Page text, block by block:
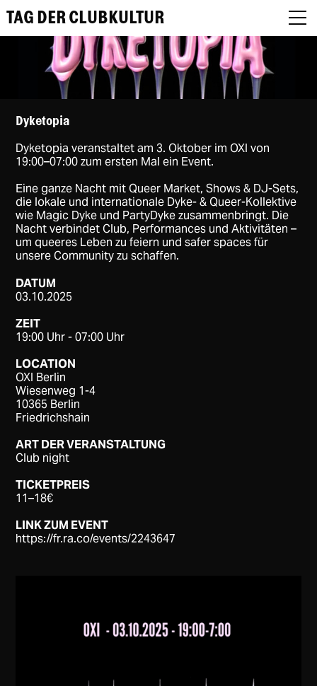
Programm
Podcast
Festival Recap
Award Jury
TAG DER CLUBKULTUR
Dyketopia
Dyketopia veranstaltet am 3. Oktober im OXI von
19:00–07:00 zum ersten Mal ein Event.
Eine ganze Nacht mit Queer Market, Shows & DJ-Sets,
die lokale und internationale Dyke- & Queer-Kollektive
wie Magic Dyke und PartyDyke zusammenbringt. Die
Nacht verbindet Club, Performances und Aktivitäten –
um queeres Leben zu feiern und safer spaces für
unsere Community zu schaffen.
DATUM
03.10.2025
ZEIT
19:00 Uhr - 07:00 Uhr
LOCATION
OXI Berlin
Wiesenweg 1-4
10365 Berlin
Friedrichshain
ART DER VERANSTALTUNG
Club night
TICKETPREIS
11–18€
LINK ZUM EVENT
https://fr.ra.co/events/2243647